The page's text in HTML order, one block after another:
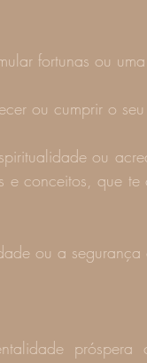
fortunas ou
ou cumprir o
ou
e conceitos, que
ou a segurança